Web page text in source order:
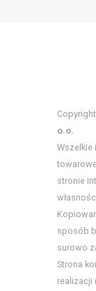
o.o.
Wszelkie
stronie
sposób
surowo
Strona
realizacji